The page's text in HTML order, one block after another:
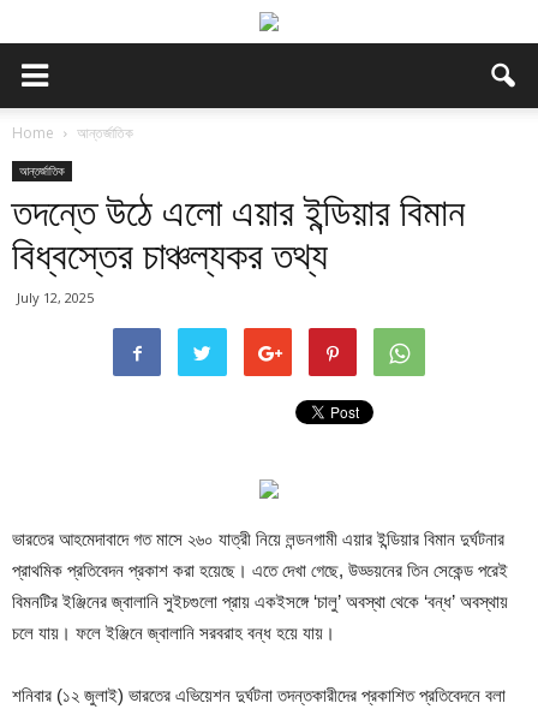
Home আন্তর্জাতিক
আন্তর্জাতিক
তদন্তে উঠে এলো এয়ার ইন্ডিয়ার বিমান
বিধ্বস্তের চাঞ্চল্যকর তথ্য
July 12, 2025
ভারতের আহমেদাবাদে গত মাসে ২৬০ যাত্রী নিয়ে লন্ডনগামী এয়ার ইন্ডিয়ার বিমান দুর্ঘটনার
প্রাথমিক প্রতিবেদন প্রকাশ করা হয়েছে। এতে দেখা গেছে, উড্ডয়নের তিন সেকেন্ড পরেই
বিমনটির ইঞ্জিনের জ্বালানি সুইচগুলো প্রায় একইসঙ্গে ‘চালু’ অবস্থা থেকে ‘বন্ধ’ অবস্থায়
চলে যায়। ফলে ইঞ্জিনে জ্বালানি সরবরাহ বন্ধ হয়ে যায়।
শনিবার (১২ জুলাই) ভারতের এভিয়েশন দুর্ঘটনা তদন্তকারীদের প্রকাশিত প্রতিবেদনে বলা